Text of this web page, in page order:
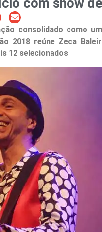
com show
consolidado como
2018 reúne Zeca
12 selecionados